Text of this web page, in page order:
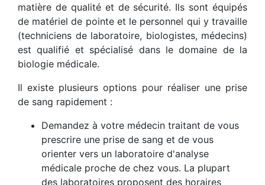
matière de qualité et de sécurité. Ils sont équipés
de matériel de pointe et le personnel qui y travaille
(techniciens de laboratoire, biologistes, médecins)
est qualifié et spécialisé dans le domaine de la
biologie médicale.
Il existe plusieurs options pour réaliser une prise
de sang rapidement :
Demandez à votre médecin traitant de vous
prescrire une prise de sang et de vous
orienter vers un laboratoire d'analyse
médicale proche de chez vous. La plupart
des laboratoires proposent des horaires